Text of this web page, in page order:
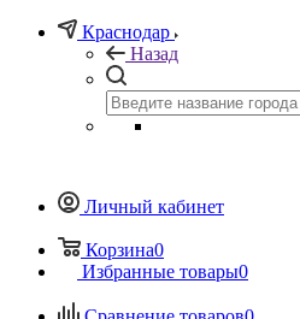
Краснодар
Назад
Личный кабинет
Корзина0
Избранные товары0